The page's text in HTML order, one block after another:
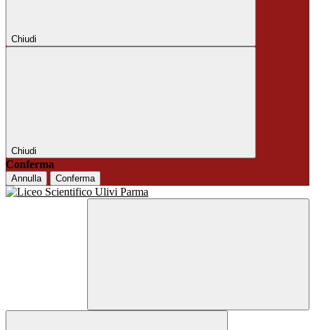
Chiudi
Chiudi
Conferma
Annulla Conferma